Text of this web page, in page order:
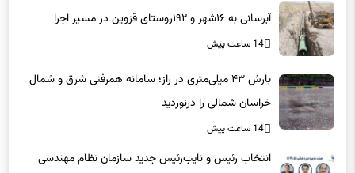
آبرسانی به ۱۶شهر و ۱۹۲روستای قزوین در مسیر اجرا
14 ساعت پیش
بارش ۴۳ میلی‌متری در راز؛ سامانه همرفتی شرق و شمال
خراسان شمالی را درنوردید
14 ساعت پیش
انتخاب رئیس و نایب‌رئیس جدید سازمان نظام مهندسی